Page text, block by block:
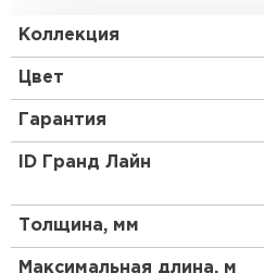
классическим профилем
средиземноморский стиль
Kredo схожесть с
Ваш дом будет
долгие годы.
длиной до 6,5 метров.
Коллекция
Цвет
Гарантия
ID Гранд Лайн
Толщина, мм
Максимальная длина, м